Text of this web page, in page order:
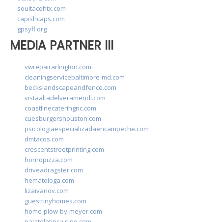
soultacohtx.com
capishcaps.com
gpsyfl.org
MEDIA PARTNER III
vwrepairarlington.com
cleaningservicebaltimore-md.com
beckslandscapeandfence.com
vistaaltadelveramendi.com
coastlinecateringnc.com
cuesburgershouston.com
psicologiaespecializadaencampeche.com
dmtacos.com
crescentstreetprinting.com
hornopizza.com
driveadragster.com
hematologa.com
lizaivanov.com
guesttinyhomes.com
home-plow-by-meyer.com